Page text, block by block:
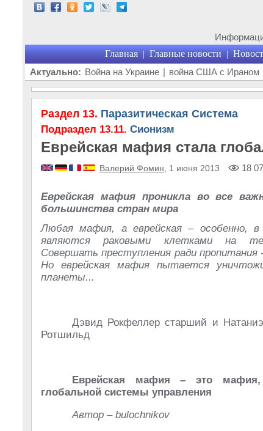
Главная | Главные новости |
Актуально: Война на Украине | война США с Ираном
Раздел 13. Паразитическая Система
Подраздел 13.11. Сионизм
Еврейская мафия стала
Валерий Фомин , 1 июня 2013 18
Еврейская мафия проникла во все
большинства стран мира
Любая мафия, а еврейская – особенно, в
являются раковыми клетками на
Совершать преступления ради
Но еврейская мафия пытается
планеты...
Дэвид Рокфеллер старший и
Ротшильд
Еврейская мафия – это мафия,
глобальной системы управления
Автор – bulochnikov